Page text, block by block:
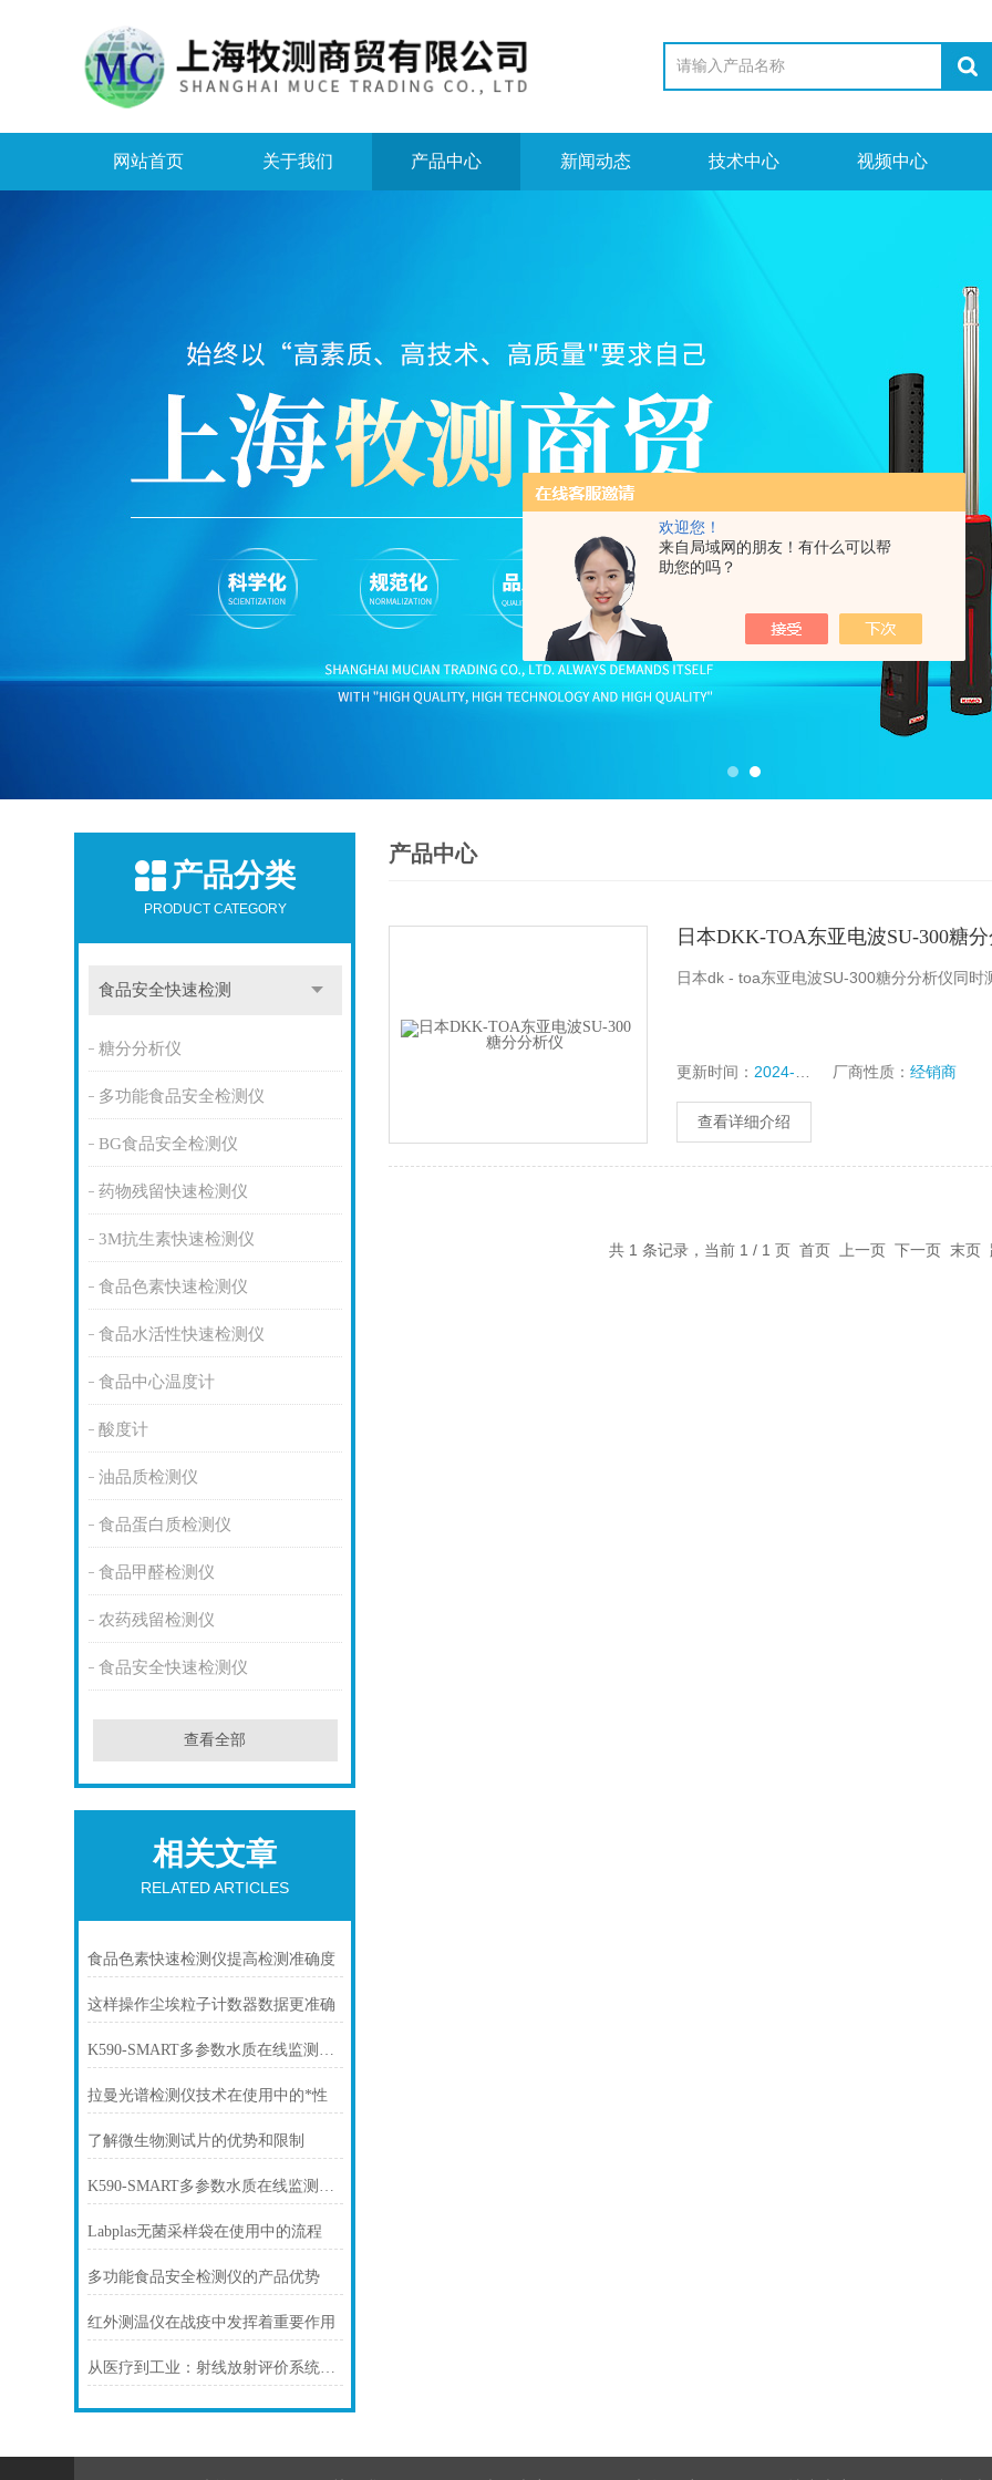
欢迎您！
来自局域网的朋友！有什么可以帮
助您的吗？
网站首页 关于我们 产品中心 新闻动态 技术中心 视频中心
产品分类
PRODUCT CATEGORY
食品安全快速检测
糖分分析仪
多功能食品安全检测仪
BG食品安全检测仪
药物残留快速检测仪
3M抗生素快速检测仪
食品色素快速检测仪
食品水活性快速检测仪
食品中心温度计
酸度计
油品质检测仪
食品蛋白质检测仪
食品甲醛检测仪
农药残留检测仪
食品安全快速检测仪
查看全部
相关文章
RELATED ARTICLES
食品色素快速检测仪提高检测准确度
这样操作尘埃粒子计数器数据更准确
K590-SMART多参数水质在线监测仪的数据分析与处理技巧
拉曼光谱检测仪技术在使用中的*性
了解微生物测试片的优势和限制
K590-SMART多参数水质在线监测仪在农田灌溉中的作用和意义
Labplas无菌采样袋在使用中的流程
多功能食品安全检测仪的产品优势
红外测温仪在战疫中发挥着重要作用
从医疗到工业：射线放射评价系统的多领域防护应用
产品中心
日本DKK-TOA东亚电波SU-300糖
日本dk - toa东亚电波SU-300糖分分析仪同时
更新时间： 2024-06-27 厂商性质：经销商
查看详细介绍
共 1 条记录，当前 1 / 1 页 首页 上一页 下一页 末页